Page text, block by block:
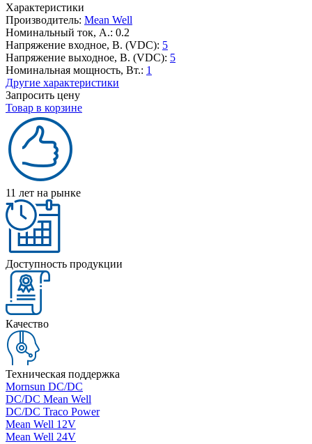
Характеристики
Производитель: Mean Well
Номинальный ток, А.: 0.2
Напряжение входное, В. (VDC): 5
Напряжение выходное, В. (VDC): 5
Номинальная мощность, Вт.: 1
Другие характеристики
Запросить цену
Товар в корзине
11 лет на рынке
Доступность продукции
Качество
Техническая поддержка
Mornsun DC/DC
DC/DC Mean Well
DC/DC Traco Power
Mean Well 12V
Mean Well 24V